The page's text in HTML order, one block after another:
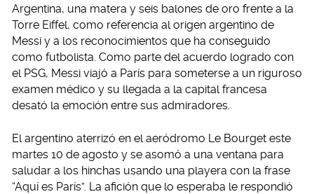
Argentina, una matera y seis balones de oro frente a la
Torre Eiffel, como referencia al origen argentino de
Messi y a los reconocimientos que ha conseguido
como futbolista. Como parte del acuerdo logrado con
el PSG, Messi viajó a París para someterse a un riguroso
examen médico y su llegada a la capital francesa
desató la emoción entre sus admiradores.
El argentino aterrizó en el aeródromo Le Bourget este
martes 10 de agosto y se asomó a una ventana para
saludar a los hinchas usando una playera con la frase
“Aquí es París”. La afición que lo esperaba le respondió